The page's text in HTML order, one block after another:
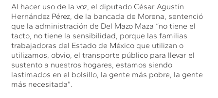
Al hacer uso de la voz, el diputado César Agustín
Hernández Pérez, de la bancada de Morena, sentenció
que la administración de Del Mazo Maza “no tiene el
tacto, no tiene la sensibilidad, porque las familias
trabajadoras del Estado de México que utilizan o
utilizamos, obvio, el transporte público para llevar el
sustento a nuestros hogares, estamos siendo
lastimados en el bolsillo, la gente más pobre, la gente
más necesitada”.